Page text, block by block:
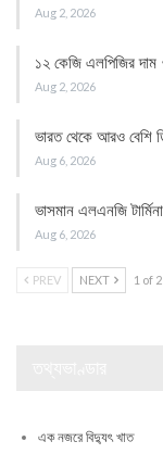
Aug 2, 2026
১২ কেজি এলপিজির দাম
Aug 2, 2026
ভারত থেকে আরও বেশি
Aug 6, 2026
ভাসমান এলএনজি
Aug 6, 2026
PREV NEXT 1 of 2
এক নজরে বিদ্যুৎ খাত